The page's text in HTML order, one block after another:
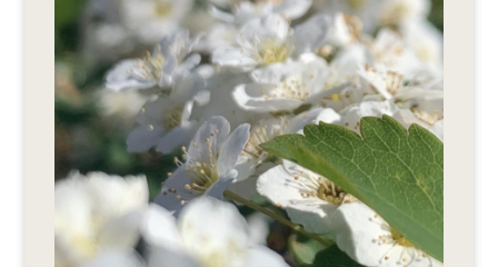
FreeStyle 2018
FreeStyle 2017